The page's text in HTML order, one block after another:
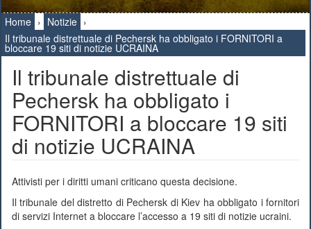
Home › Notizie ›
Il tribunale distrettuale di Pechersk ha obbligato i FORNITORI a
bloccare 19 siti di notizie UCRAINA
Il tribunale distrettuale di
Pechersk ha obbligato i
FORNITORI a bloccare 19 siti
di notizie UCRAINA
Attivisti per i diritti umani criticano questa decisione.
Il tribunale del distretto di Pechersk di Kiev ha obbligato i fornitori
di servizi Internet a bloccare l’accesso a 19 siti di notizie ucraini.